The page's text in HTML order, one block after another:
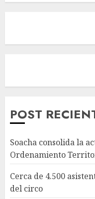
POST
Soacha consolida la
Ordenamiento
Cerca de 4.500
del circo